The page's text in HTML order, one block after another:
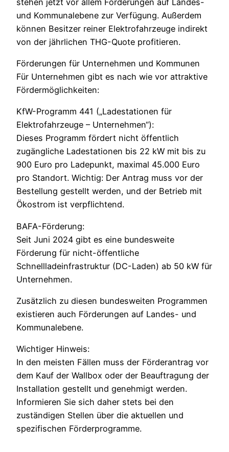
und Kommunalebene zur Verfügung. Außerdem
können Besitzer reiner Elektrofahrzeuge indirekt
von der jährlichen THG-Quote profitieren.
Förderungen für Unternehmen und Kommunen
Für Unternehmen gibt es nach wie vor attraktive
Fördermöglichkeiten:
KfW-Programm 441 („Ladestationen für
Elektrofahrzeuge – Unternehmen“):
Dieses Programm fördert nicht öffentlich
zugängliche Ladestationen bis 22 kW mit bis zu
900 Euro pro Ladepunkt, maximal 45.000 Euro
pro Standort. Wichtig: Der Antrag muss vor der
Bestellung gestellt werden, und der Betrieb mit
Ökostrom ist verpflichtend.
BAFA-Förderung:
Seit Juni 2024 gibt es eine bundesweite
Förderung für nicht-öffentliche
Schnellladeinfrastruktur (DC-Laden) ab 50 kW für
Unternehmen.
Zusätzlich zu diesen bundesweiten Programmen
existieren auch Förderungen auf Landes- und
Kommunalebene.
Wichtiger Hinweis:
In den meisten Fällen muss der Förderantrag vor
dem Kauf der Wallbox oder der Beauftragung der
Installation gestellt und genehmigt werden.
Informieren Sie sich daher stets bei den
zuständigen Stellen über die aktuellen und
spezifischen Förderprogramme.